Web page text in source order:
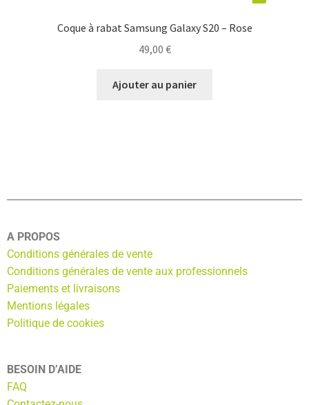
Coque à rabat Samsung Galaxy S20 – Rose
49,00 €
Ajouter au panier
A PROPOS
Conditions générales de vente
Conditions générales de vente aux professionnels
Paiements et livraisons
Mentions légales
Politique de cookies
BESOIN D’AIDE
FAQ